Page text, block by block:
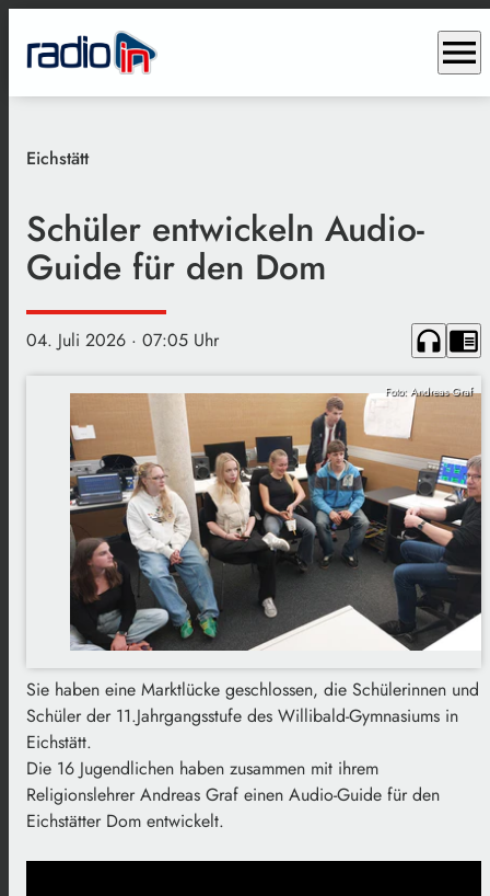
menu
Eichstätt
Schüler entwickeln Audio-
Guide für den Dom
04. Juli 2026 · 07:05 Uhr headphones chrome_reader_mode
Foto: Andreas Graf
Sie haben eine Marktlücke geschlossen, die Schülerinnen und
Schüler der 11.Jahrgangsstufe des Willibald-Gymnasiums in
Eichstätt.
Die 16 Jugendlichen haben zusammen mit ihrem
Religionslehrer Andreas Graf einen Audio-Guide für den
Eichstätter Dom entwickelt.